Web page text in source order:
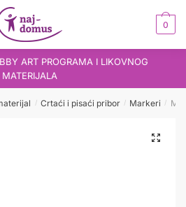
0
ART PROGRAMA I LIKOVNOG
MATERIJALA
/ Crtaći i pisaći pribor / Markeri /